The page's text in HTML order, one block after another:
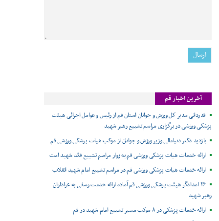
آخرین اخبار قم
قدردانی مدیر کل ورزش و جوانان استان قم از رئیس و عوامل اجرائی هیئت
پزشکی ورزشی در برگزاری مراسم تشییع رهبر شهید
بازدید دکتر دنیامالی وزیر ورزش و جوانان از موکب هیات پزشکی ورزشی قم
ارائه خدمات هیات پزشکی ورزشی قم به زوار مراسم تشییع قائد شهید امت
ارائه خدمات هیات پزشکی ورزشی قم در مراسم تشییع امام شهید انقلاب
۲۶ امدادگر هیئت پزشکی ورزشی قم آماده ارائه خدمت رسانی به عزاداران
رهبر شهید
ارائه خدمات پزشکی در ۸ موکب مسیر تشییع امام شهید در قم